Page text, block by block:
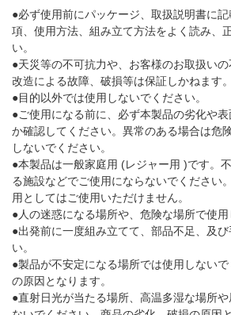
●必ず使用前にパッケージ、取扱説明書に
項、使用方法、組み立て方法をよく読み、
い。
●天災等の不可抗力や、お客様のお取扱いの
改造による故障、破損等は保証しかねます。
●目的以外では使用しないでください。
●ご使用になる前に、必ず本製品の劣化や
か確認してください。異常のある場合は危
しないでください。
●本製品は一般家庭用 (レジャー用 )です。
る施設などでご使用にならないでください
用としてはご使用いただけません。
●人の迷惑になる場所や、危険な場所で使用
●出発前に一度組み立てて、部品不足、及
い。
●製品が不安定になる場所では使用しない
の原因となります。
●直射日光が当たる場所、高温多湿な場所